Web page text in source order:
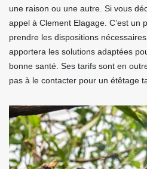
une raison ou une autre. Si vous
appel à Clement Elagage. C’est un
prendre les dispositions
apportera les solutions adaptées
bonne santé. Ses tarifs sont en
pas à le contacter pour un étêtage